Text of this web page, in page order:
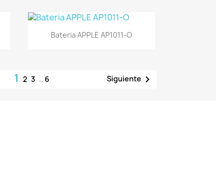
Vista rápida
Bateria APPLE AP1011-O
1 2 3 … 6 Siguiente 